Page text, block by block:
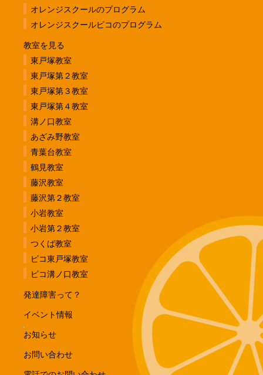
オレンジスクールのプログラム
オレンジスクールピコのプログラム
教室を見る
東戸塚教室
東戸塚第２教室
東戸塚第３教室
東戸塚第４教室
溝ノ口教室
あざみ野教室
青葉台教室
鶴見教室
藤沢教室
藤沢第２教室
小岩教室
小岩第２教室
つくば教室
ピコ東戸塚教室
ピコ溝ノ口教室
発達障害って？
イベント情報
お知らせ
お問い合わせ